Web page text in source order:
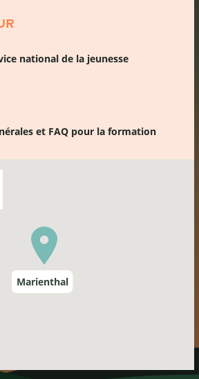
national de la jeunesse
et FAQ pour la formation
Marienthal